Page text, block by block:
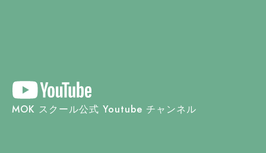
MOK スクール公式 Youtube チャンネル